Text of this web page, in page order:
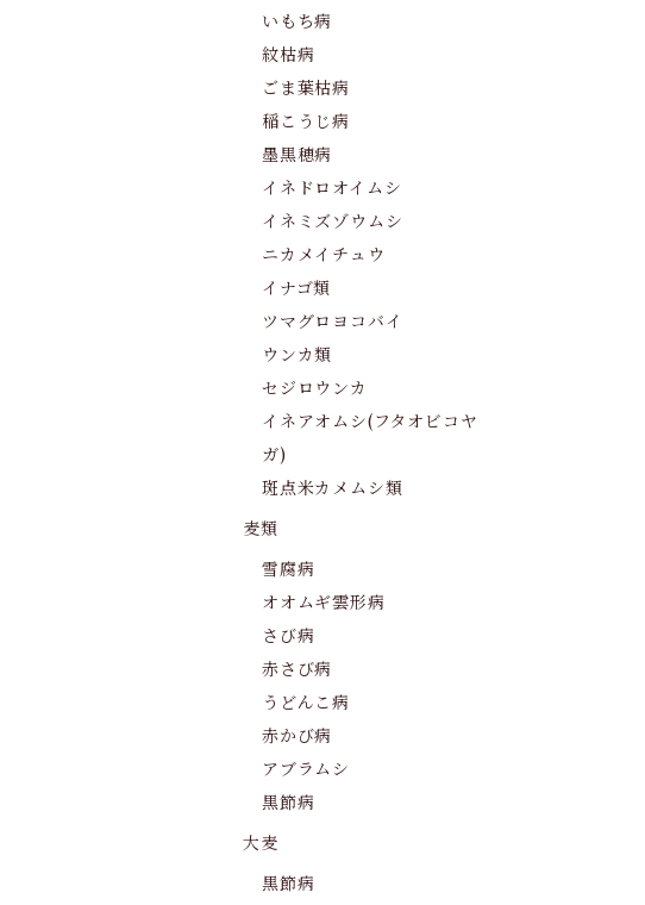
いもち病
紋枯病
ごま葉枯病
稲こうじ病
墨黒穂病
イネドロオイムシ
イネミズゾウムシ
ニカメイチュウ
イナゴ類
ツマグロヨコバイ
ウンカ類
セジロウンカ
イネアオムシ(フタオビコヤ
ガ)
斑点米カメムシ類
麦類
雪腐病
オオムギ雲形病
さび病
赤さび病
うどんこ病
赤かび病
アブラムシ
黒節病
大麦
黒節病